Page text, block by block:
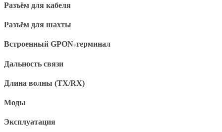
Разъём для кабеля
Разъём для шахты
Встроенный GPON-терминал
Дальность связи
Длина волны (TX/RX)
Моды
Эксплуатация